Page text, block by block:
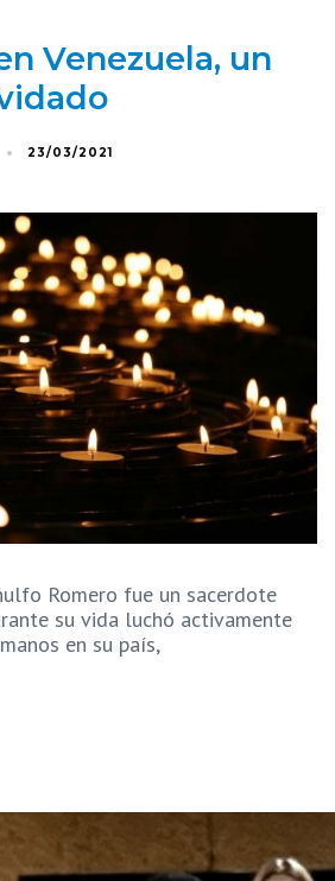
Venezuela, un
23/03/2021
Romero fue un sacerdote
su vida luchó activamente
en su país,